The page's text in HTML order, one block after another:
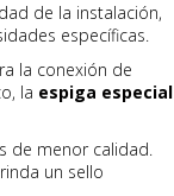
de la instalación,
específicas.
la conexión de
la espiga especial
de menor calidad.
un sello